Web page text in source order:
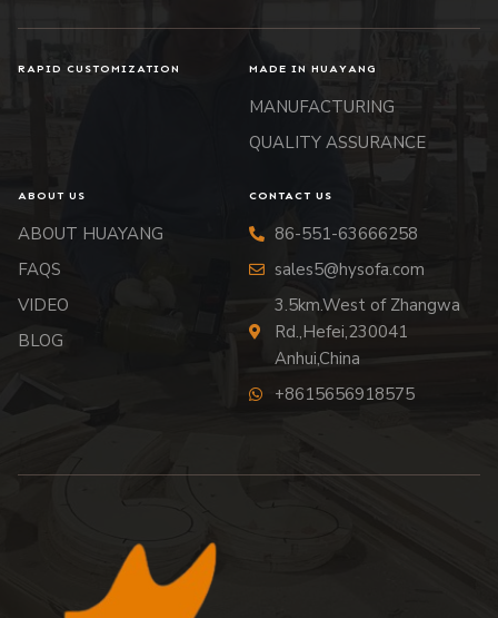
RAPID CUSTOMIZATION MADE IN HUAYANG
MANUFACTURING
QUALITY ASSURANCE
ABOUT US
ABOUT HUAYANG
FAQS
VIDEO
BLOG
CONTACT US
86-551-63666258
sales5@hysofa.com
3.5km.West of Zhangwa
Rd.,Hefei,230041
Anhui,China
+8615656918575